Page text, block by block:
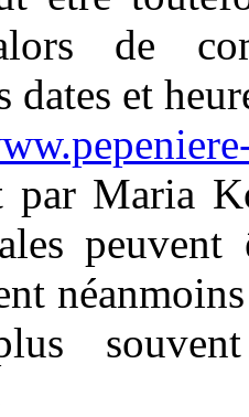
de
dates et
par Maria